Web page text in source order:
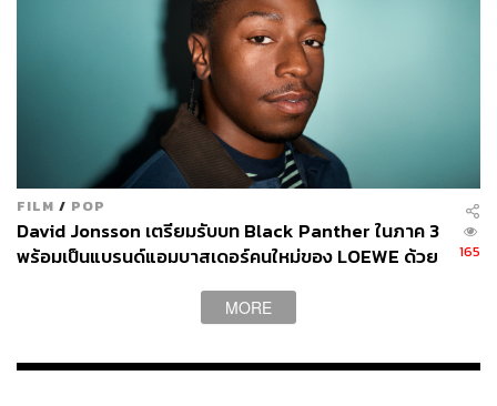
นอกจากนี้ เมื่อพูดถึงความหลากหลายทางเชื้อชาติใน
ภาพยนตร์แนวซูเปอร์ฮีโร่ การผลิตShang-Chi and the
Legend of the Ten Rings ซึ่งเป็นซูเปอร์ฮีโร่ชาวเอเชียคน
แรกของ Marvel ยังถือเป็นการก้าวกระโดดครั้งใหญ่ สู่การมี
ตัวแทนฮีโร่ชาวเอเชียบนหน้าจอเงินอีกด้วย โดยเฉพาะอย่าง
ยิ่งกับประวัติก่อนหน้าของ Marvel ในอดีตซึ่งมักฉายภาพ
Stereotype ของชาวเอเชีย และมักถูกผลักให้อยู่ในฝั่งวาย
ร้าย
FILM / POP
David Jonsson เตรียมรับบท Black Panther ในภาค 3
พร้อมเป็นแบรนด์แอมบาสเดอร์คนใหม่ของ LOEWE ด้วย
165
MORE